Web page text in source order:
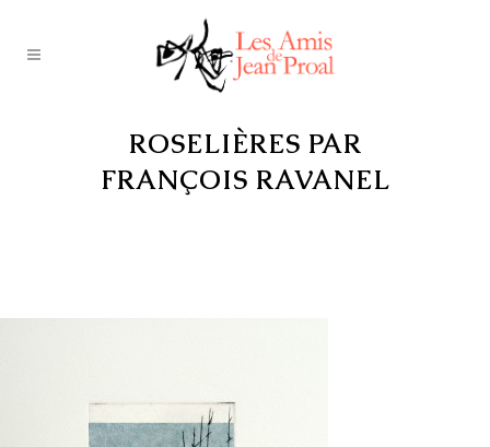
ROSELIÈRES PAR
FRANÇOIS RAVANEL